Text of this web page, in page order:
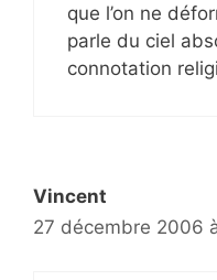
que l’on ne
parle du ciel
connotation
Vincent
27 décembre 2006